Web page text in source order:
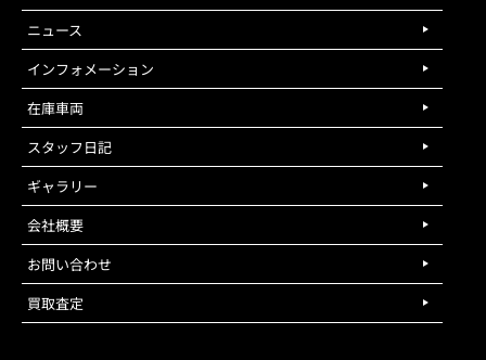
ニュース
インフォメーション
在庫車両
スタッフ日記
ギャラリー
会社概要
お問い合わせ
買取査定